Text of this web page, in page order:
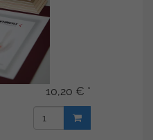
10,20 € *